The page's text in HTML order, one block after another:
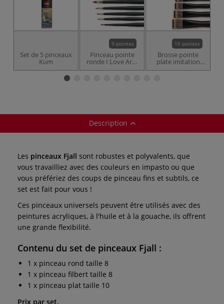
Set de 5 pinceaux
Kum
9 pointes
Pinceau pointe
ronde I Love Art -
fibre synthétique
10 pointes
Brosse pointe
plate imitation
mangouste I Love
Description
Les pinceaux Fjall sont robustes et polyvalents, que
vous travailliez avec des couleurs en impasto ou que
vous préfériez des coups de pinceau fins et subtils, ce
set est fait pour vous !
Ces pinceaux universels peuvent être utilisés avec des
peintures acryliques, à l'huile et à la gouache, ils offrent
une grande flexibilité.
Contenu du set de pinceaux Fjall :
1 x pinceau rond taille 8
1 x pinceau filbert taille 8
1 x pinceau plat taille 10
Prix par set.